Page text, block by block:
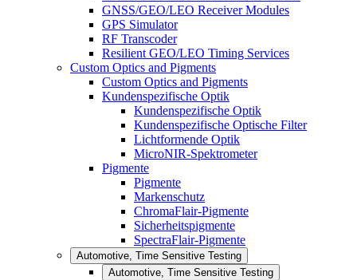
GNSS/GEO/LEO Receiver Modules
GPS Simulator
RF Transcoder
Resilient GEO/LEO Timing Services
Custom Optics and Pigments
Custom Optics and Pigments
Kundenspezifische Optik
Kundenspezifische Optik
Kundenspezifische Optische Filter
Lichtformende Optik
MicroNIR-Spektrometer
Pigmente
Pigmente
Markenschutz
ChromaFlair-Pigmente
Sicherheitspigmente
SpectraFlair-Pigmente
Automotive, Time Sensitive Testing
Automotive, Time Sensitive Testing